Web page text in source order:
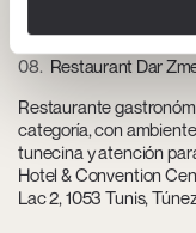
08 Restaurant Dar
Restaurante
categoría, con
tunecina y atención
Hotel & Convention
Lac 2, 1053 Tunis,